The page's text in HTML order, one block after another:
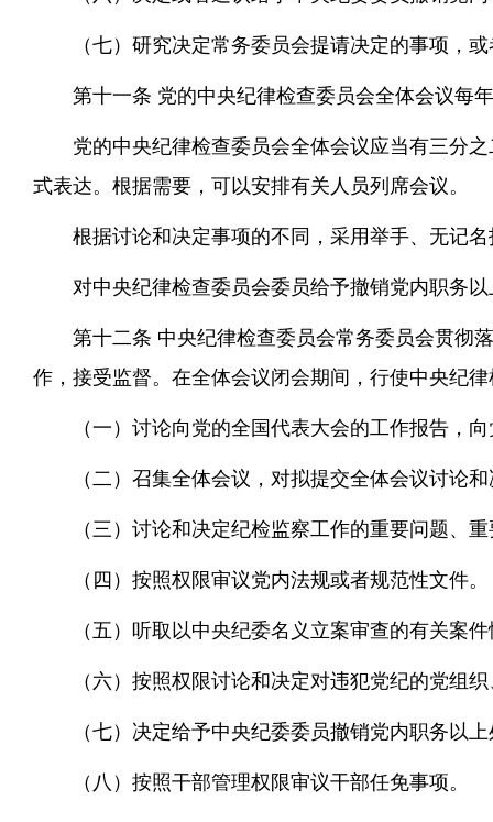
（七）研究决定常务委员会提请决定的事项，
第十一条 党的中央纪律检查委员会全体会议每
党的中央纪律检查委员会全体会议应当有三分
式表达。根据需要，可以安排有关人员列席会议。
根据讨论和决定事项的不同，采用举手、无记
对中央纪律检查委员会委员给予撤销党内职务
第十二条 中央纪律检查委员会常务委员会贯彻
作，接受监督。在全体会议闭会期间，行使中央纪
（一）讨论向党的全国代表大会的工作报告，
（二）召集全体会议，对拟提交全体会议讨论
（三）讨论和决定纪检监察工作的重要问题、
（四）按照权限审议党内法规或者规范性文件。
（五）听取以中央纪委名义立案审查的有关案
（六）按照权限讨论和决定对违犯党纪的党组
（七）决定给予中央纪委委员撤销党内职务以
（八）按照干部管理权限审议干部任免事项。